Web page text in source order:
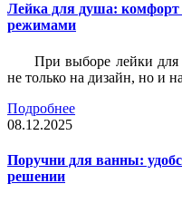
Лейка для душа: комфорт
режимами
При выборе лейки
не только на дизайн, но и
Подробнее
08.12.2025
Поручни для ванны:
решении